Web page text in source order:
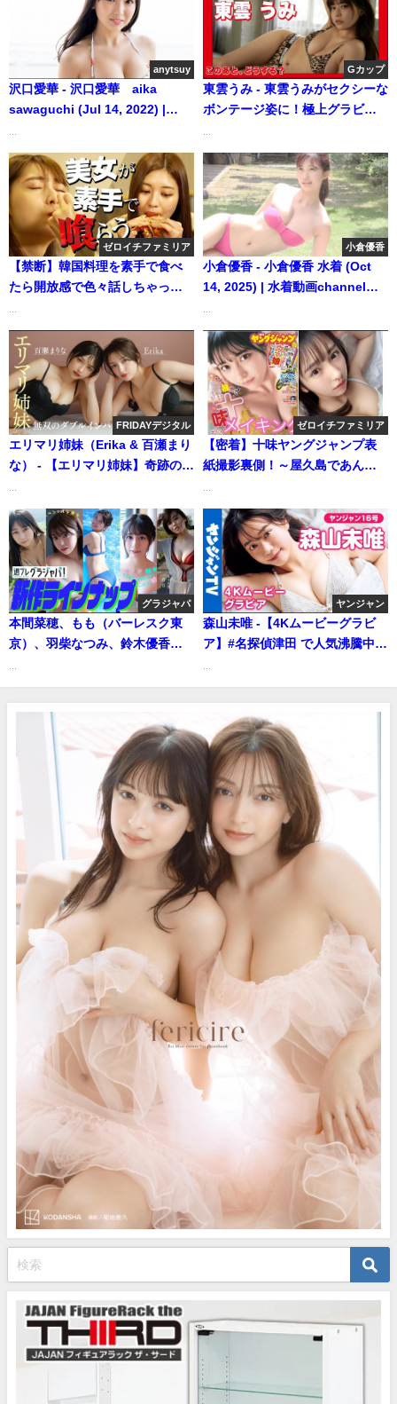
anytsuy
沢口愛華 - 沢口愛華 aika
sawaguchi (Jul 14, 2022) |
Gカップ
東雲うみ - 東雲うみがセクシーな
ボンテージ姿に！極上グラビア
2025) | SPA!グラビアチャンネル
さんより
ゼロイチファミリア
【禁断】韓国料理を素手で食べ
たら開放感で色々話しちゃっ
小倉優香
小倉優香 - 小倉優香 水着 (Oct
14, 2025) | 水着動画channelさ
FRIDAYデジタル
エリマリ姉妹（Erika & 百瀬まり
な） - 【エリマリ姉妹】奇跡の美
2025) | FRIDAYデジタルさんよ
り
ゼロイチファミリア
【密着】十味ヤングジャンプ表
紙撮影裏側！～屋久島であんな
TVさんより
グラジャパ
本間菜穂、もも（バーレスク東
京）、羽柴なつみ、鈴木優香、
英社 週刊プレイボーイ公式】さ
ヤンジャン
森山未唯 -【4Kムービーグラビ
ア】#名探偵津田 で人気沸騰中の
撮影風景に最高画質で没入密
着！【メイキング】（2025年03
月20日） | ヤンジャンTV【集英
社ヤングジャンプ公式】さんよ